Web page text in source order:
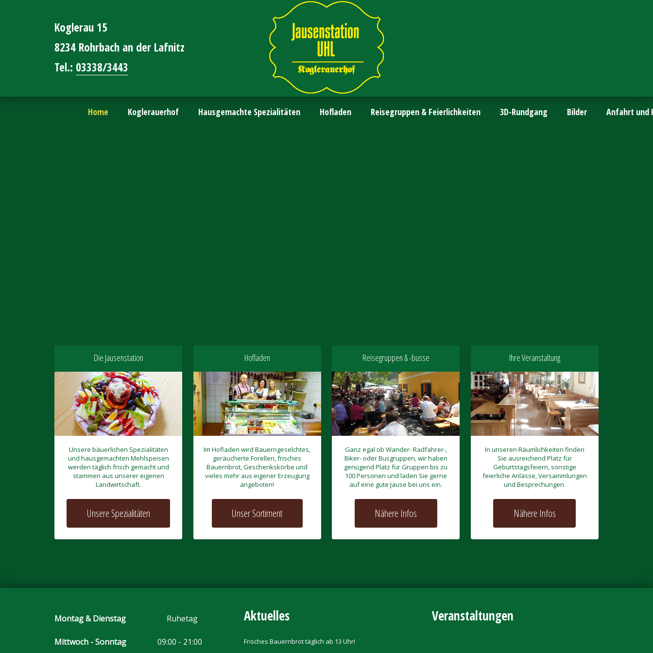
Koglerau 15
8234 Rohrbach an der Lafnitz
Tel.: 03338/3443
Home Koglerauerhof Hausgemachte Spezialitäten Hofladen Reisegruppen & Feierlichkeiten 3D-Rundgang Bilder Anfahrt und
Die Jausenstation
Unsere bäuerlichen Spezialitäten
und hausgemachten Mehlspeisen
werden täglich frisch gemacht und
stammen aus unserer eigenen
Landwirtschaft.
Unsere Spezialitäten
Hofladen
Im Hofladen wird Bauerngeselchtes,
geräucherte Forellen, frisches
Bauernbrot, Geschenkskörbe und
vieles mehr aus eigener Erzeugung
angeboten!
Unser Sortiment
Reisegruppen & -busse
Ganz egal ob Wander- Radfahrer-,
Biker- oder Busgruppen, wir haben
genügend Platz für Gruppen bis zu
100 Personen und laden Sie gerne
auf eine gute Jause bei uns ein.
Nähere Infos
Ihre Veranstaltung
In unseren Räumlichkeiten finden
Sie ausreichend Platz für
Geburtstagsfeiern, sonstige
feierliche Anlässe, Versammlungen
und Besprechungen.
Nähere Infos
Montag & Dienstag Ruhetag
Mittwoch - Sonntag 09:00 - 21:00
Aktuelles
Frisches Bauernbrot täglich ab 13 Uhr!
Veranstaltungen